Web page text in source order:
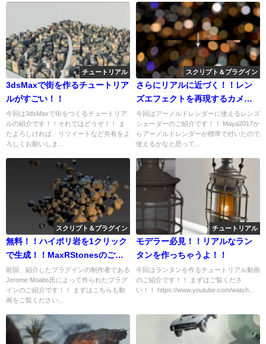
チュートリアル
3dsMaxで街を作るチュートリア
ルがすごい！！
今回は3dsMaxで街をつくるチュートリア
ルの紹介です！！それではどうぞ！！ ま
たよろしければ、リツイートなど共有をよ
ろしくお願いしま...
スクリプト＆プラグイン
さらにリアルに近づく！！レン
ズエフェクトを再現するカメラ
シェーダー！！
今回はアーノルドレンダーに使えるレンズ
シェーダーのご紹介です！！ Maya2017か
らアーノルドレンダーが標準で付いたので
使えるかなと思って...
スクリプト＆プラグイン
無料！！ハイポリ岩を1クリック
で生成！！MaxRStonesのご紹
介！！
前回、紹介したプラグインの制作者である
Jerome Moabs氏によって作られたプラグ
インのご紹介です！！ まずはこちらも動
画をご覧ください...
チュートリアル
モデラー必見！！リアルなラン
タンを作っちゃうよ！！
今回はランタンを作るチュートリアル動画
のご紹介です！！ まずはご覧くださ
い！！ https://www.youtube.com/watch...